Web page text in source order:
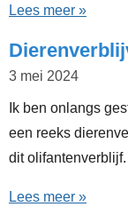
Lees meer »
3 mei 2024
Ik ben onlangs
een reeks
dit olifantenverblijf.
Lees meer »